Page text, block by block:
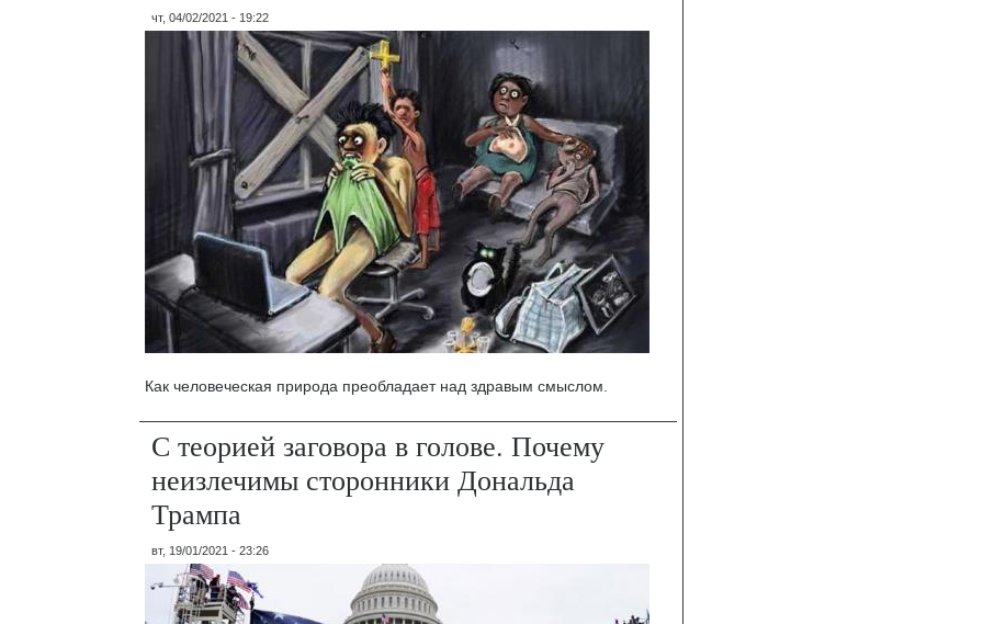
чт, 04/02/2021 - 19:22
Как человеческая природа преобладает над здравым смыслом.
С теорией заговора в голове. Почему
неизлечимы сторонники Дональда
Трампа
вт, 19/01/2021 - 23:26